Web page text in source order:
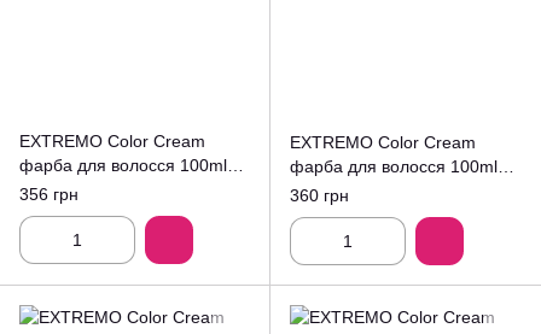
EXTREMO Color Cream
фарба для волосся 100ml
№9/13
356 грн
EXTREMO Color Cream
фарба для волосся 100ml
№9/1
360 грн